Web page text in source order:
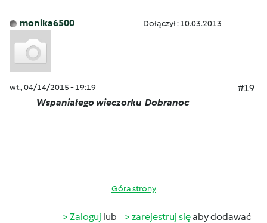
monika6500 Dołączył : 10.03.2013
wt., 04/14/2015 - 19:19
#19
Wspaniałego wieczorku Dobranoc
Góra strony
Zaloguj lub zarejestruj sięaby dodawać